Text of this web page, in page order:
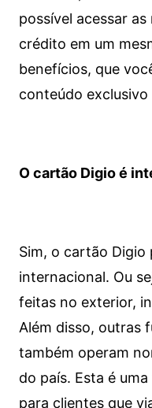
possível acessar
crédito em um
benefícios, que
conteúdo
O cartão Digio é
Sim, o cartão Digio
internacional. Ou
feitas no exterior,
Além disso, outras
também operam
do país. Esta é
para clientes que